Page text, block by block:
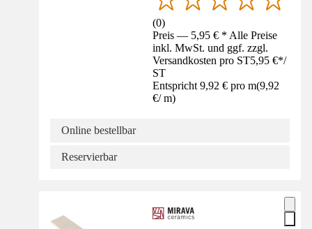
(0)
Preis — 5,95 € * Alle Preise
inkl. MwSt. und ggf. zzgl.
Versandkosten pro ST5,95 €*/
ST
Entspricht 9,92 € pro m(9,92
€/ m)
Online bestellbar
Reservierbar